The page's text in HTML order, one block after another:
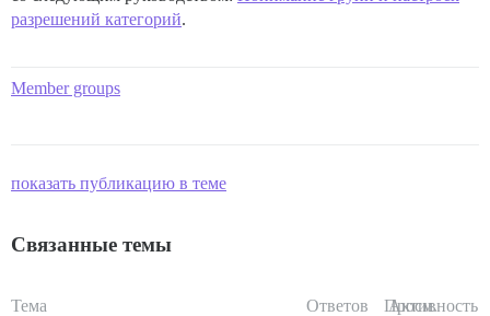
разрешений категорий.
Member groups
показать публикацию в теме
Связанные темы
Тема Ответов Просм.
Активность